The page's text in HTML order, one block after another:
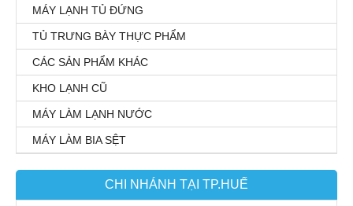
MÁY LẠNH TỦ ĐỨNG
TỦ TRƯNG BÀY THỰC PHẨM
CÁC SẢN PHẨM KHÁC
KHO LẠNH CŨ
MÁY LÀM LẠNH NƯỚC
MÁY LÀM BIA SỆT
CHI NHÁNH TẠI TP.HUẾ